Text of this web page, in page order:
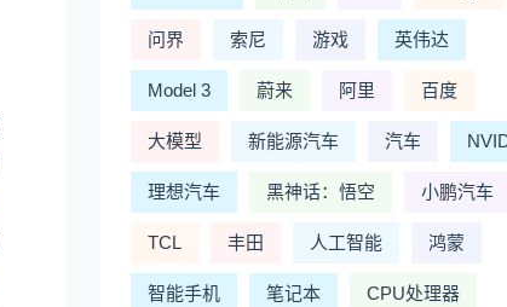
问界 索尼 游戏 英伟达
Model 3 蔚来 阿里 百度
大模型 新能源汽车 汽车
理想汽车 黑神话：悟空 小鹏汽车
TCL 丰田 人工智能 鸿蒙
智能手机 笔记本 CPU处理器